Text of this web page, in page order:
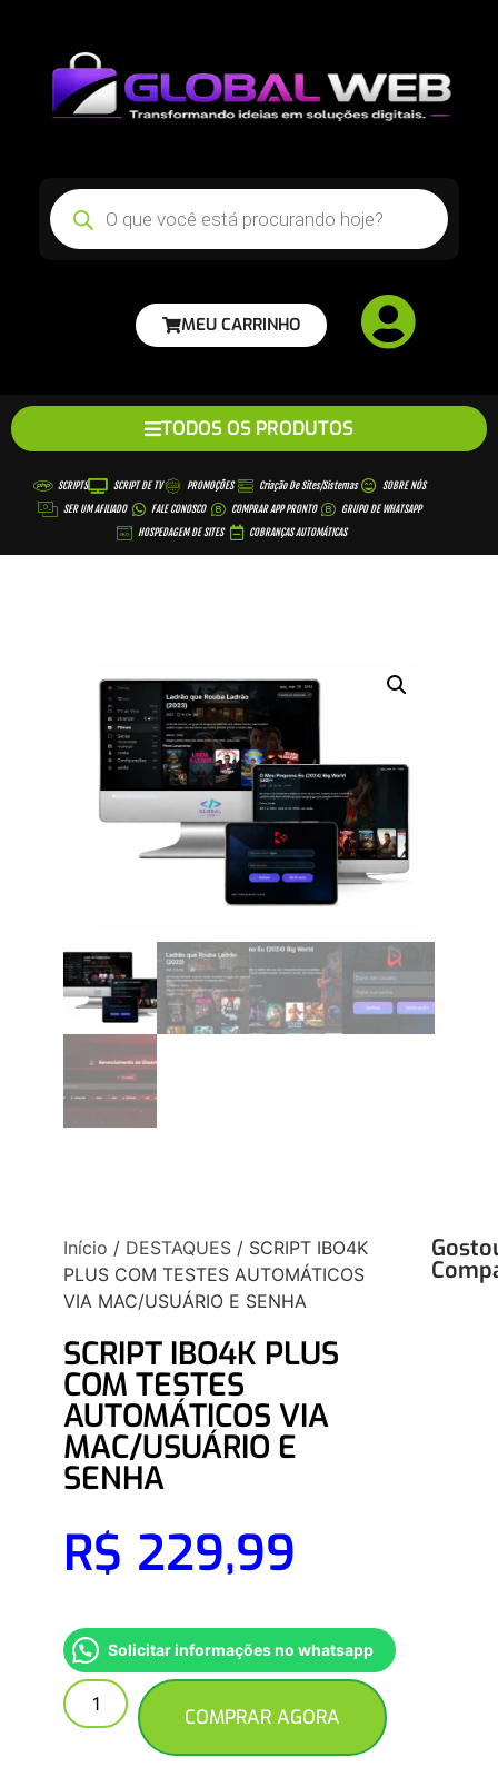
MEU CARRINHO
TODOS OS PRODUTOS
SCRIPTS SCRIPT DE TV PROMOÇÕES Criação De Sites/sistemas
SOBRE NÓS
SER UM AFILIADO
FALE CONOSCO COMPRAR APP PRONTO
GRUPO DE WHATSAPP
HOSPEDAGEM DE SITES
COBRANÇAS AUTOMÁTICAS
Início / DESTAQUES / SCRIPT IBO4K
PLUS COM TESTES AUTOMÁTICOS
VIA MAC/USUÁRIO E SENHA
SCRIPT IBO4K PLUS
COM TESTES
AUTOMÁTICOS VIA
MAC/USUÁRIO E
SENHA
R$ 229,99
Solicitar informações no whatsapp
COMPRAR AGORA